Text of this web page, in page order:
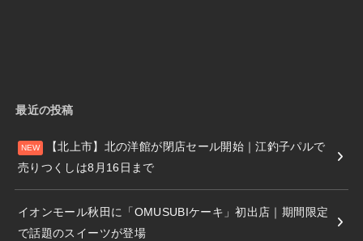
最近の投稿
【北上市】北の洋館が閉店セール開始｜江釣子パルで
売りつくしは8月16日まで
イオンモール秋田に「OMUSUBIケーキ」初出店｜期間限定
で話題のスイーツが登場